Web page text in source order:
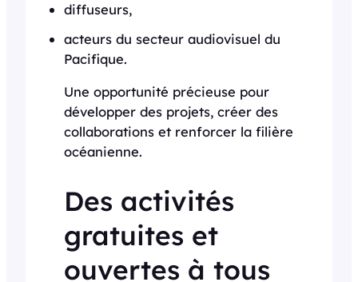
diffuseurs,
acteurs du secteur audiovisuel du
Pacifique.
Une opportunité précieuse pour
développer des projets, créer des
collaborations et renforcer la filière
océanienne.
Des activités
gratuites et
ouvertes à tous